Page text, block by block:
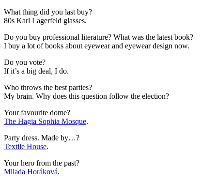
What thing did you last buy?
80s Karl Lagerfeld glasses.
Do you buy professional literature? What was the latest book?
I buy a lot of books about eyewear and eyewear design now.
Do you vote?
If it’s a big deal, I do.
Who throws the best parties?
My brain. Why does this question follow the election?
Your favourite dome?
The Hagia Sophia Mosque.
Party dress. Made by…?
Textile House.
Your hero from the past?
Milada Horáková.